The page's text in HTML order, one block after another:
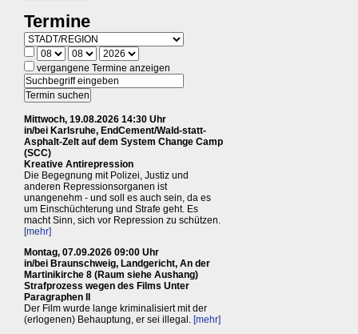
Termine
vergangene Termine anzeigen
Mittwoch, 19.08.2026 14:30 Uhr
in/bei Karlsruhe, EndCement/Wald-statt-
Asphalt-Zelt auf dem System Change Camp
(SCC)
Kreative Antirepression
Die Begegnung mit Polizei, Justiz und
anderen Repressionsorganen ist
unangenehm - und soll es auch sein, da es
um Einschüchterung und Strafe geht. Es
macht Sinn, sich vor Repression zu schützen.
[mehr]
Montag, 07.09.2026 09:00 Uhr
in/bei Braunschweig, Landgericht, An der
Martinikirche 8 (Raum siehe Aushang)
Strafprozess wegen des Films Unter
Paragraphen II
Der Film wurde lange kriminalisiert mit der
(erlogenen) Behauptung, er sei illegal. [mehr]